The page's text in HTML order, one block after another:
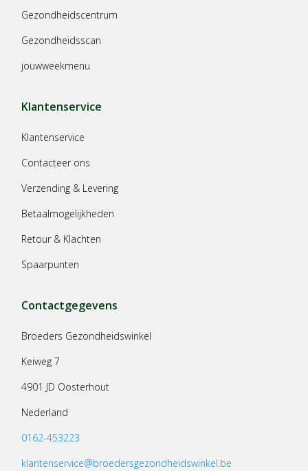
Gezondheidscentrum
Gezondheidsscan
jouwweekmenu
Klantenservice
Klantenservice
Contacteer ons
Verzending & Levering
Betaalmogelijkheden
Retour & Klachten
Spaarpunten
Contactgegevens
Broeders Gezondheidswinkel
Keiweg 7
4901 JD Oosterhout
Nederland
0162-453223
klantenservice@broedersgezondheidswinkel.be